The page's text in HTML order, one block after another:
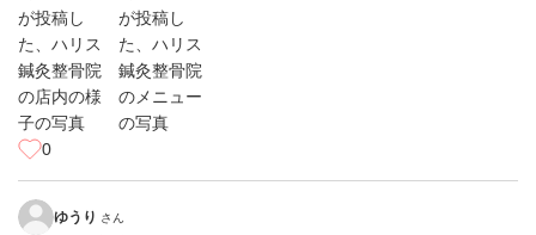
0
ゆうり さん